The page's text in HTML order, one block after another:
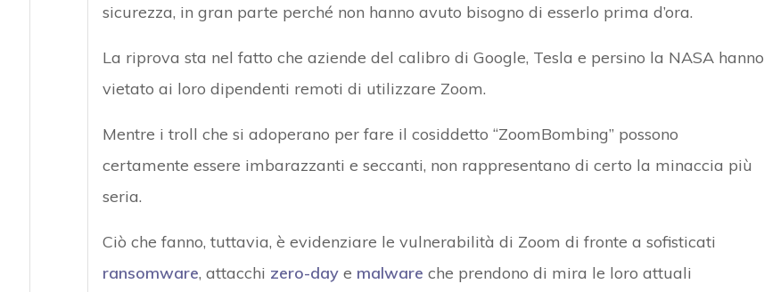
sicurezza, in gran parte perché non hanno avuto bisogno di esserlo prima d’ora.
La riprova sta nel fatto che aziende del calibro di Google, Tesla e persino la NASA hanno
vietato ai loro dipendenti remoti di utilizzare Zoom.
Mentre i troll che si adoperano per fare il cosiddetto “ZoomBombing” possono
certamente essere imbarazzanti e seccanti, non rappresentano di certo la minaccia più
seria.
Ciò che fanno, tuttavia, è evidenziare le vulnerabilità di Zoom di fronte a sofisticati
ransomware, attacchi zero-daye malware che prendono di mira le loro attuali